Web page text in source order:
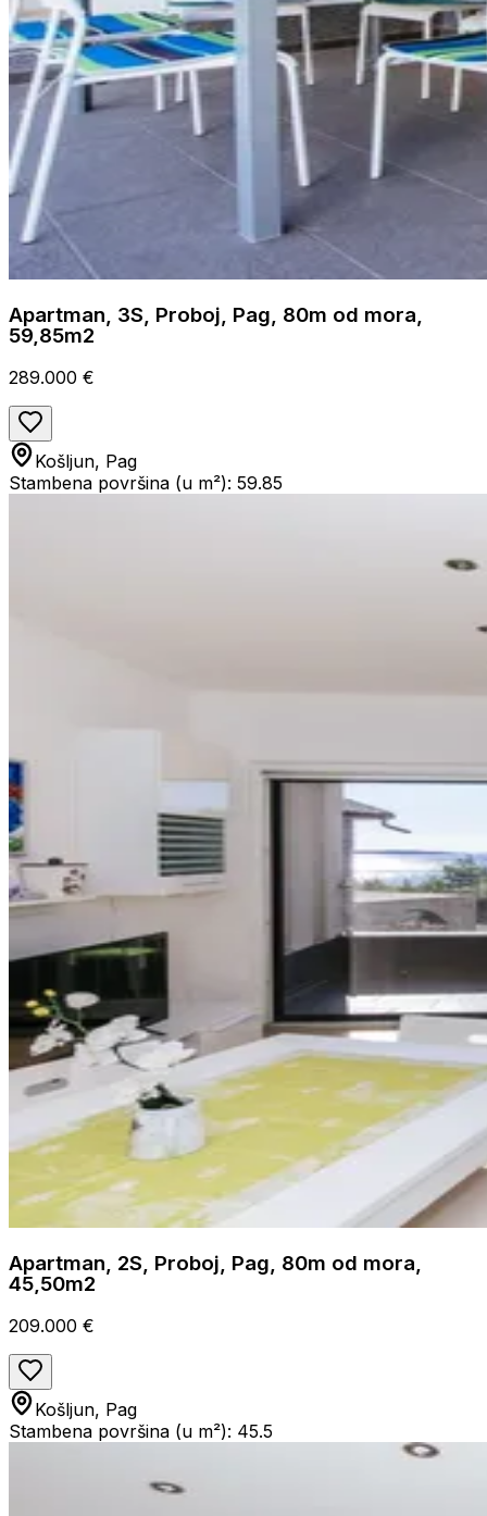
Apartman, 3S, Proboj, Pag, 80m od mora,
59,85m2
289.000 €
Košljun, Pag
Stambena površina (u m²): 59.85
Apartman, 2S, Proboj, Pag, 80m od mora,
45,50m2
209.000 €
Košljun, Pag
Stambena površina (u m²): 45.5